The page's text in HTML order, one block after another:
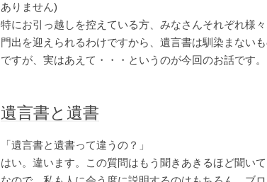
ありません)
特にお引っ越しを控えている方、みなさんそれぞれ様
門出を迎えられるわけですから、遺言書は馴染まないも
ですが、実はあえて・・・というのが今回のお話です。
遺言書と遺書
「遺言書と遺書って違うの？」
はい。違います。この質問はもう聞きあきるほど聞いて